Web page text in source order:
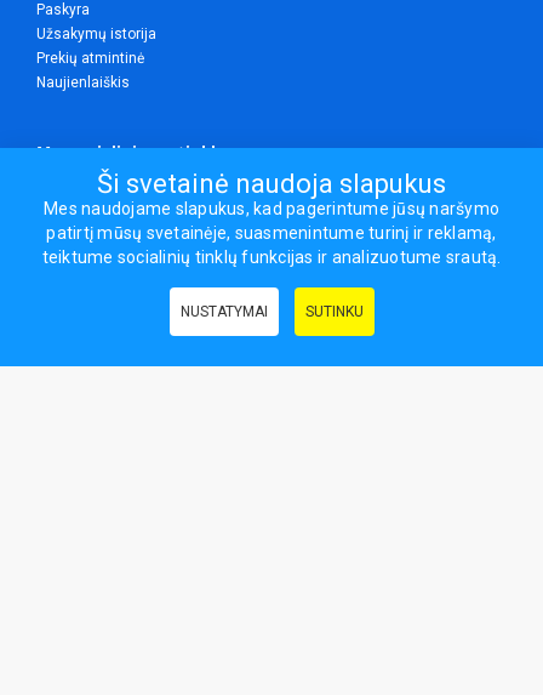
Paskyra
Užsakymų istorija
Prekių atmintinė
Naujienlaiškis
Mes socialiniuose tinkluose
Visos teisės saugomos.
Sporto ir laisvalaikio prekės, maisto papildai - erasportas.lt © 2026
Ši svetainė naudoja slapukus
Mes naudojame slapukus, kad pagerintume jūsų naršymo
patirtį mūsų svetainėje, suasmenintume turinį ir reklamą,
teiktume socialinių tinklų funkcijas ir analizuotume srautą.
NUSTATYMAI SUTINKU